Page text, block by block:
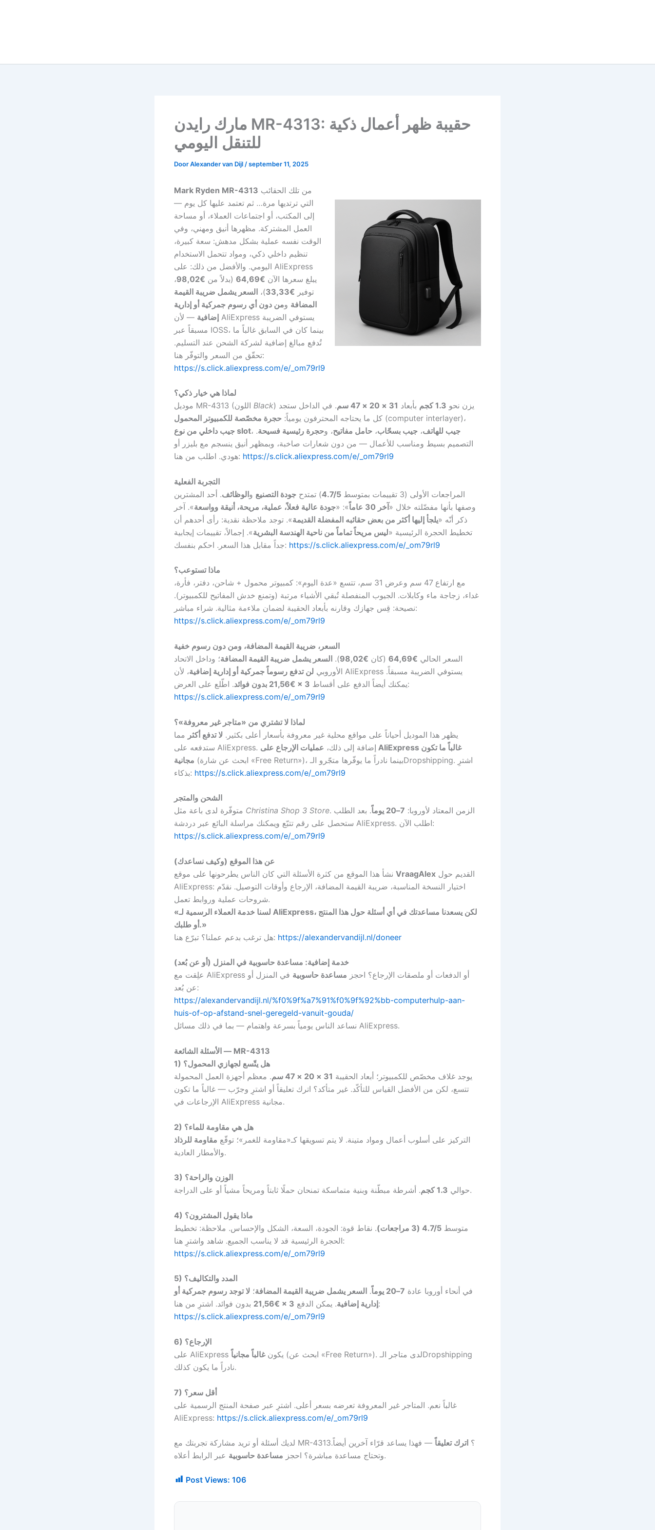
مارك رايدن MR-4313: حقيبة ظهر أعمال ذكية
للتنقل اليومي
DoorAlexander van Dijl /september 11, 2025
Mark Ryden MR-4313
التي ترتديها مرة… ثم تعتمد عليها كل يوم —
إلى المكتب، أو اجتماعات العملاء، أو مساحة
العمل المشتركة. مظهرها أنيق ومهني، وفي
الوقت نفسه عملية بشكل مدهش: سعة كبيرة،
تنظيم داخلي ذكي، ومواد تتحمل الاستخدام
اليومي. والأفضل من ذلك: على AliExpress
يبلغ سعرها الآن €64,69 (بدلاً من €98,02
،
توفير €33,33 )، السعر يشمل ضريبة القيمة
المضافة ومن دون أي رسوم جمركية أو إدارية
إضافية — لأن AliExpress يستوفي الضريبة
مسبقاً عبر IOSS، بينما كان في السابق غالباً ما
تُدفع مبالغ إضافية لشركة الشحن عند التسليم.
تحقّق من السعر والتوفّر هنا:
https://s.click.aliexpress.com/e/_om79rl9
لماذا هي خيار ذكي؟
Black ) يزن نحو 1.3 كجم بأبعاد 31 × 20 × 47 سم
. في الداخل ستجد
كل ما يحتاجه المحترفون يومياً: حجرة مخصّصة للكمبيوتر المحمول
(computer interlayer)،
جيب داخلي من نوع slot، جيب للهاتف، جيب بسحّاب، حامل مفاتيح، وحجرة رئيسية فسيحة.
التصميم بسيط ومناسب للأعمال — من دون شعارات صاخبة، وبمظهر أنيق ينسجم مع بليزر أو
هودي. اطلب من هنا: https://s.click.aliexpress.com/e/_om79rl9
التجربة الفعلية
المراجعات الأولى (3 تقييمات بمتوسط
4.7/5) تمتدح جودة التصنيع والوظائف. أحد المشترين
وصفها بأنها مفضّلته خلال «آخر 30 عاماً »: «جودة عالية فعلاً، عملية، مريحة، أنيقة وواسعة». آخر
ذكر أنّه «يلجأ إليها أكثر من بعض حقائبه المفضلة القديمة». توجد ملاحظة نقدية: رأى أحدهم أن
تخطيط الحجرة الرئيسية «ليس مريحاً تماماً من ناحية الهندسة البشرية». إجمالاً، تقييمات إيجابية
جداً مقابل هذا السعر. احكم بنفسك: https://s.click.aliexpress.com/e/_om79rl9
ماذا تستوعب؟
مع ارتفاع 47 سم وعرض 31 سم، تتسع «عدة اليوم»: كمبيوتر محمول + شاحن، دفتر، فأرة،
غداء، زجاجة ماء وكابلات. الجيوب المنفصلة تُبقي الأشياء مرتبة (وتمنع خدش المفاتيح للكمبيوتر).
نصيحة: قِس جهازك وقارنه بأبعاد الحقيبة لضمان ملاءمة مثالية. شراء مباشر:
https://s.click.aliexpress.com/e/_om79rl9
السعر، ضريبة القيمة المضافة، ومن دون رسوم خفية
السعر الحالي €64,69 (كان €98,02
). السعر يشمل ضريبة القيمة المضافة؛ وداخل الاتحاد
الأوروبي لن تدفع رسوماً جمركية أو إدارية إضافية، لأن AliExpress يستوفي الضريبة مسبقاً.
يمكنك أيضاً الدفع على أقساط 3 × €21,56 بدون فوائد
. اطّلع على العرض:
https://s.click.aliexpress.com/e/_om79rl9
لماذا لا تشتري من «متاجر غير معروفة»؟
يظهر هذا الموديل أحياناً على مواقع محلية غير معروفة بأسعار أعلى بكثير. لا تدفع أكثر مما
ستدفعه على AliExpress. إضافة إلى ذلك، عمليات الإرجاع على AliExpress غالباً ما تكون
مجانية (ابحث عن شارة «Free Return»)، بينما نادراً ما يوفّرها متجّرو الـDropshipping. اشترِ
بذكاء: https://s.click.aliexpress.com/e/_om79rl9
الشحن والمتجر
Christina Shop 3 Store . الزمن المعتاد لأوروبا: 7–20 يوماً
. بعد الطلب
ستحصل على رقم تتبّع ويمكنك مراسلة البائع عبر دردشة AliExpress. اطلب الآن:
https://s.click.aliexpress.com/e/_om79rl9
عن هذا الموقع (وكيف نساعدك)
VraagAlex
AliExpress: اختيار النسخة المناسبة، ضريبة القيمة المضافة، الإرجاع وأوقات التوصيل. نقدّم
شروحات عملية وروابط تعمل.
«لسنا خدمة العملاء الرسمية لـ AliExpress، لكن يسعدنا مساعدتك في أي أسئلة حول هذا المنتج
أو طلبك.»
هل ترغب بدعم عملنا؟ تبرّع هنا: https://alexandervandijl.nl/doneer
خدمة إضافية: مساعدة حاسوبية في المنزل (أو عن بُعد)
علِقت مع AliExpress أو الدفعات أو ملصقات الإرجاع؟ احجز مساعدة حاسوبية في المنزل أو
عن بُعد:
https://alexandervandijl.nl/%f0%9f%a7%91%f0%9f%92%bb-computerhulp-aan-
huis-of-op-afstand-snel-geregeld-vanuit-gouda/
نساعد الناس يومياً بسرعة واهتمام — بما في ذلك مسائل AliExpress.
الأسئلة الشائعة — MR-4313
1) هل يتّسع لجهازي المحمول؟
يوجد غلاف مخصّص للكمبيوتر؛ أبعاد الحقيبة 31 × 20 × 47 سم
. معظم أجهزة العمل المحمولة
تتسع، لكن من الأفضل القياس للتأكّد. غير متأكد؟ اترك تعليقاً أو اشترِ وجرّب — غالباً ما تكون
الإرجاعات في AliExpress مجانية.
2) هل هي مقاومة للماء؟
التركيز على أسلوب أعمال ومواد متينة. لا يتم تسويقها كـ«مقاومة للغمر»؛ توقّع مقاومة للرذاذ
والأمطار العادية.
3) الوزن والراحة؟
حوالي 1.3 كجم . أشرطة مبطّنة وبنية متماسكة تمنحان حملًا ثابتاً ومريحاً مشياً أو على الدراجة.
4) ماذا يقول المشترون؟
متوسط 4.7/5 (3 مراجعات)
. نقاط قوة: الجودة، السعة، الشكل والإحساس. ملاحظة: تخطيط
الحجرة الرئيسية قد لا يناسب الجميع. شاهد واشترِ هنا:
https://s.click.aliexpress.com/e/_om79rl9
5) المدد والتكاليف؟
في أنحاء أوروبا عادة 7–20 يوماً . السعر يشمل ضريبة القيمة المضافة؛ لا توجد رسوم جمركية أو
إدارية إضافية. يمكن الدفع 3 × €21,56
بدون فوائد. اشترِ من هنا:
https://s.click.aliexpress.com/e/_om79rl9
6) الإرجاع؟
على AliExpress يكونغالباً مجانياً
(ابحث عن «Free Return»). لدى متاجر الـDropshipping
نادراً ما يكون كذلك.
7) أقل سعر؟
غالباً نعم. المتاجر غير المعروفة تعرضه بسعر أعلى. اشترِ عبر صفحة المنتج الرسمية على
AliExpress: https://s.click.aliexpress.com/e/_om79rl9
لديك أسئلة أو تريد مشاركة تجربتك مع MR-4313؟ اترك تعليقاً — فهذا يساعد قرّاء آخرين أيضاً.
وتحتاج مساعدة مباشرة؟ احجز مساعدة حاسوبية عبر الرابط أعلاه.
Post Views: 106